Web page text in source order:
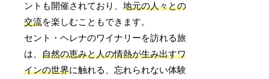
ントも開催されており、地元の人々との
交流を楽しむこともできます。
セント・ヘレナのワイナリーを訪れる旅
は、自然の恵みと人の情熱が生み出すワ
インの世界に触れる、忘れられない体験